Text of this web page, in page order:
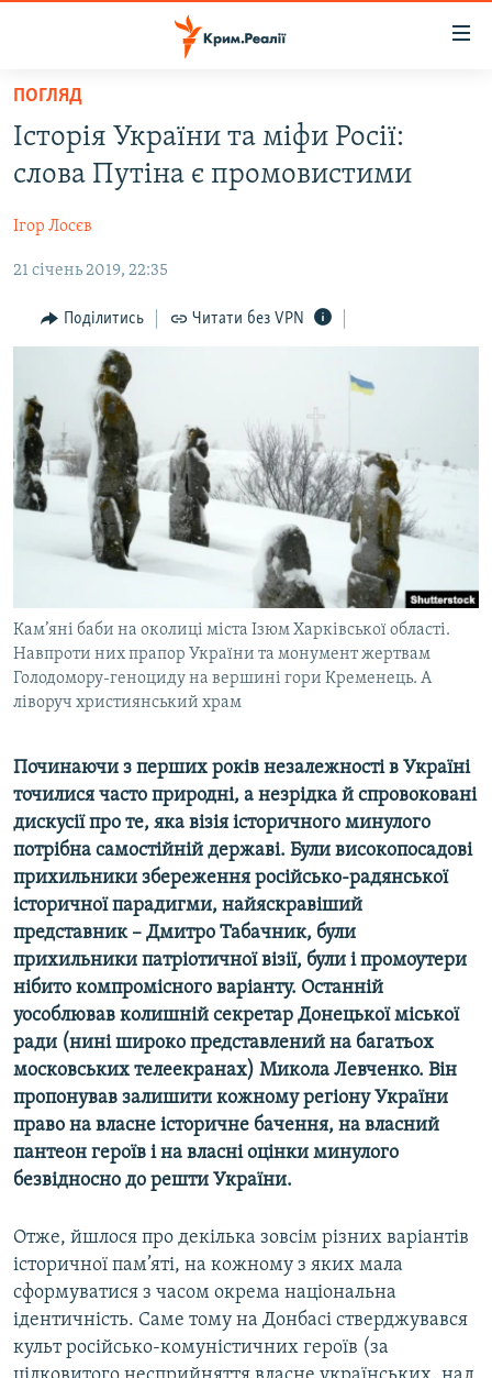
Перейти
основного
матеріалу
до
навігації
Перейти
ВОДА.КРИМ
ВІДЕО ТА ФОТО
ПОЛІТИКА
БЛОГИ
ПОГЛЯД
ВСЕ ЗА ДЕНЬ
СПЕЦПРОЕКТИ
ДЕПОРТАЦІЯ
ВІДЕОУРОКИ «ELIFBE»
СВІДЧЕННЯ ОКУПАЦІЇ
ІНФОГРАФІКА
ЯК ОБІЙТИ БЛОКУВАННЯ
Qırımtatar
ДОЛУЧАЙСЯ!
ПОГЛЯД
Історія України та міфи Росії:
слова Путіна є промовистими
Ігор Лосєв
21 січень 2019, 22:35
Поділитись Читати без VPN
Кам’яні баби на околиці міста Ізюм Харківської області.
Навпроти них прапор України та монумент жертвам
Голодомору-геноциду на вершині гори Кременець. А
ліворуч християнський храм
Починаючи з перших років незалежності в Україні
точилися часто природні, а незрідка й спровоковані
дискусії про те, яка візія історичного минулого
потрібна самостійній державі. Були високопосадові
прихильники збереження російсько-радянської
історичної парадигми, найяскравіший
представник – Дмитро Табачник, були
прихильники патріотичної візії, були і промоутери
нібито компромісного варіанту. Останній
уособлював колишній секретар Донецької міської
ради (нині широко представлений на багатьох
московських телеекранах) Микола Левченко. Він
пропонував залишити кожному регіону України
право на власне історичне бачення, на власний
пантеон героїв і на власні оцінки минулого
безвідносно до решти України.
Отже, йшлося про декілька зовсім різних варіантів
історичної пам’яті, на кожному з яких мала
сформуватися з часом окрема національна
ідентичність. Саме тому на Донбасі стверджувався
культ російсько-комуністичних героїв (за